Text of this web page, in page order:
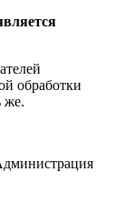
обработки
же.